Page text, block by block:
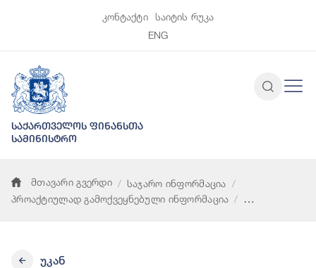
კონტაქტი
საიტის რუკა
ENG
საქართველოს ფინანსთა
სამინისტრო
მთავარი გვერდი
საჯარო ინფორმაცია
პროაქტიულად გამოქვეყნებული ინფორმაცია
უკან